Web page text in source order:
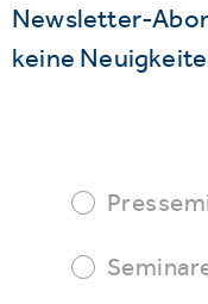
Newsletter-
keine